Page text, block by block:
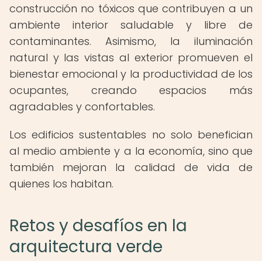
construcción no tóxicos que contribuyen a un
ambiente interior saludable y libre de
contaminantes. Asimismo, la iluminación
natural y las vistas al exterior promueven el
bienestar emocional y la productividad de los
ocupantes, creando espacios más
agradables y confortables.
Los edificios sustentables no solo benefician
al medio ambiente y a la economía, sino que
también mejoran la calidad de vida de
quienes los habitan.
Retos y desafíos en la
arquitectura verde